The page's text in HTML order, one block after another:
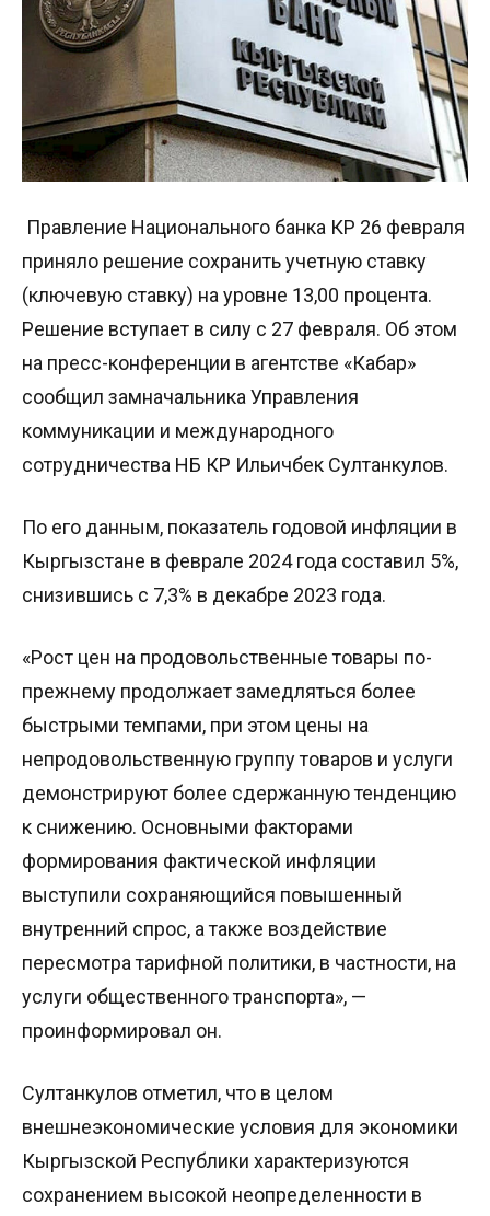
Правление Национального банка КР 26 февраля
приняло решение сохранить учетную ставку
(ключевую ставку) на уровне 13,00 процента.
Решение вступает в силу с 27 февраля. Об этом
на пресс-конференции в агентстве «Кабар»
сообщил замначальника Управления
коммуникации и международного
сотрудничества НБ КР Ильичбек Султанкулов.
По его данным, показатель годовой инфляции в
Кыргызстане в феврале 2024 года составил 5%,
снизившись с 7,3% в декабре 2023 года.
«Рост цен на продовольственные товары по-
прежнему продолжает замедляться более
быстрыми темпами, при этом цены на
непродовольственную группу товаров и услуги
демонстрируют более сдержанную тенденцию
к снижению. Основными факторами
формирования фактической инфляции
выступили сохраняющийся повышенный
внутренний спрос, а также воздействие
пересмотра тарифной политики, в частности, на
услуги общественного транспорта», —
проинформировал он.
Султанкулов отметил, что в целом
внешнеэкономические условия для экономики
Кыргызской Республики характеризуются
сохранением высокой неопределенности в